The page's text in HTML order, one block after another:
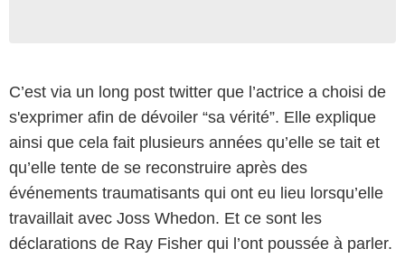
C’est via un long post twitter que l’actrice a choisi de
s'exprimer afin de dévoiler “sa vérité”. Elle explique
ainsi que cela fait plusieurs années qu’elle se tait et
qu’elle tente de se reconstruire après des
événements traumatisants qui ont eu lieu lorsqu’elle
travaillait avec Joss Whedon. Et ce sont les
déclarations de Ray Fisher qui l’ont poussée à parler.